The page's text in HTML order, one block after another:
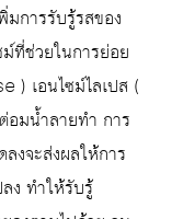
มการรับรู้รสของ
ที่ช่วยในการย่อย
) เอนไซม์ไลเปส (
อมน้ำลายทำ การ
งจะส่งผลให้การ
ง ทำให้รับรู้